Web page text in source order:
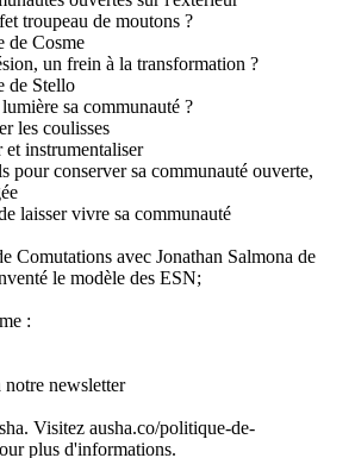
troupeau de moutons ?
de Cosme
un frein à la transformation ?
de Stello
sa communauté ?
les coulisses
et instrumentaliser
pour conserver sa communauté ouverte,
laisser vivre sa communauté
Comutations avec Jonathan Salmona de
le modèle des ESN;
:
newsletter
Visitez ausha.co/politique-de-
plus d'informations.